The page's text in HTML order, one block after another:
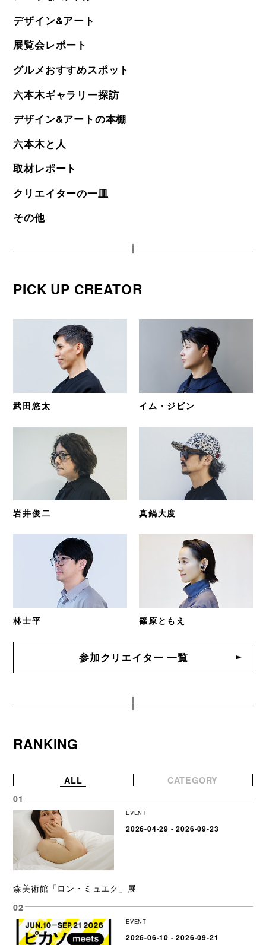
デザイン&アート
展覧会レポート
グルメおすすめスポット
六本木ギャラリー探訪
デザイン&アートの本棚
六本木と人
取材レポート
クリエイターの一皿
その他
PICK UP CREATOR
武田悠太 イム・ジビン
岩井俊二 真鍋大度
林士平 篠原ともえ
参加クリエイター 一覧
RANKING
ALL CATEGORY
EVENT
2026-04-29 - 2026-09-23
森美術館「ロン・ミュエク」展
EVENT
2026-06-10 - 2026-09-21